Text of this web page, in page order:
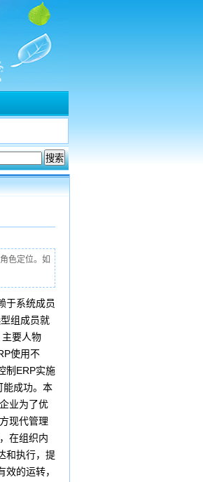
色定位。如
于系统成员
组成员就
要人物
使用不
制ERP实施
能成功。本
业为了优
现代管理
在组织内
和执行，提
的运转，